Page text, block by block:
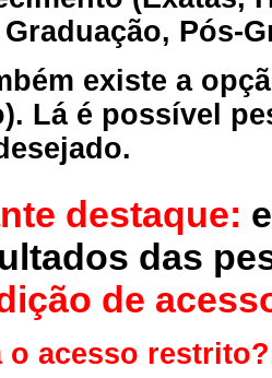
Pós-
existe a
Lá é possível
destaque:
das
de
o acesso restrito?